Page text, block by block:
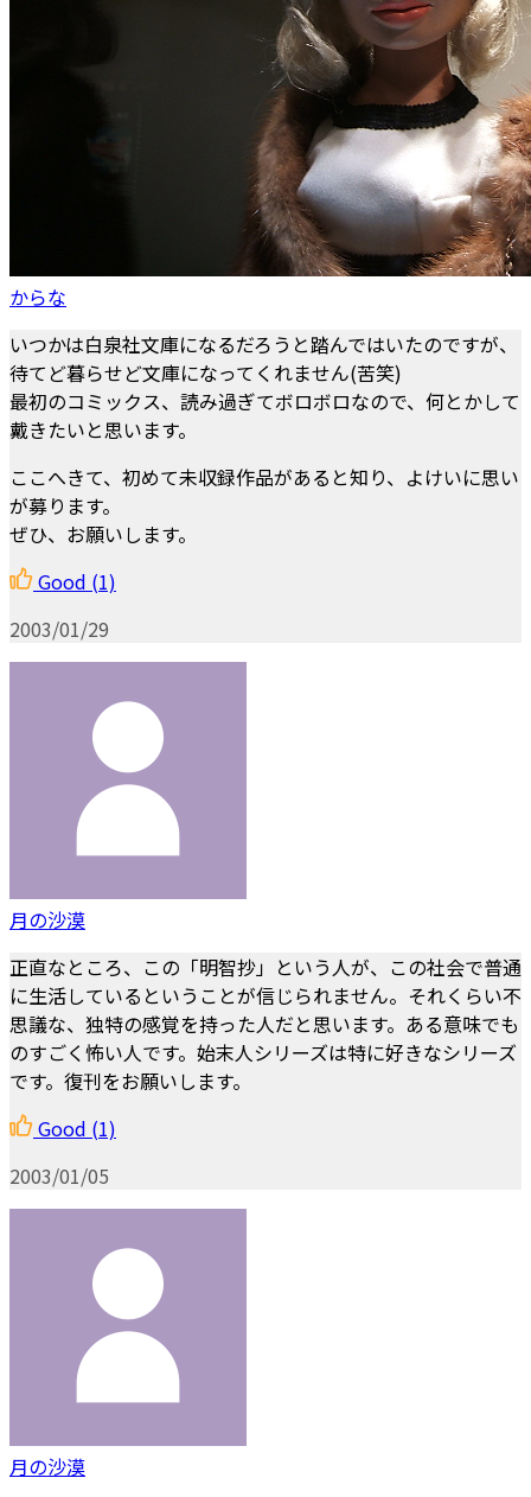
からな
いつかは白泉社文庫になるだろうと踏んではいたのですが、
待てど暮らせど文庫になってくれません(苦笑)
最初のコミックス、読み過ぎてボロボロなので、何とかして
戴きたいと思います。
ここへきて、初めて未収録作品があると知り、よけいに思い
が募ります。
ぜひ、お願いします。
Good (1)
2003/01/29
月の沙漠
正直なところ、この「明智抄」という人が、この社会で普通
に生活しているということが信じられません。それくらい不
思議な、独特の感覚を持った人だと思います。ある意味でも
のすごく怖い人です。始末人シリーズは特に好きなシリーズ
です。復刊をお願いします。
Good (1)
2003/01/05
月の沙漠